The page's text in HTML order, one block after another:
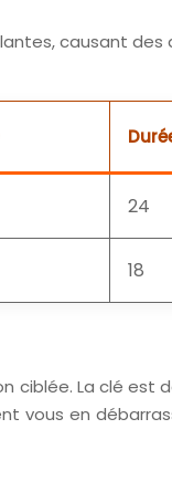
causant des
24
18
La clé est
vous en